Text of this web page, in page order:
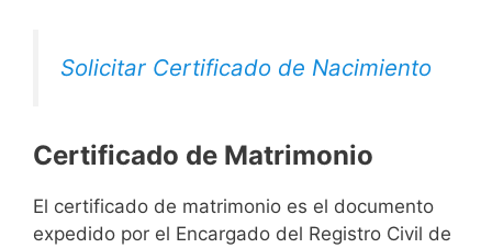
Solicitar Certificado de Nacimiento
Certificado de Matrimonio
El certificado de matrimonio es el documento
expedido por el Encargado del Registro Civil de